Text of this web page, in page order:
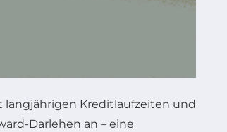
Kreditlaufzeiten und
Darlehen an – eine